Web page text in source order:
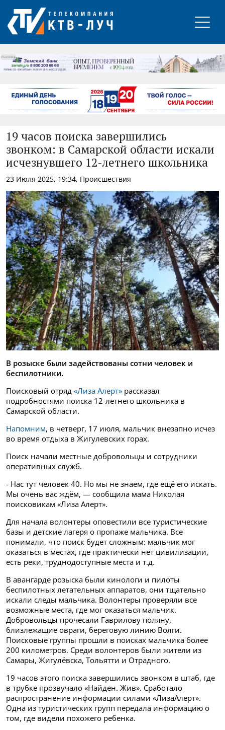
РЕКЛАМА
19 часов поиска завершились
звонком: в Самарской области искали
исчезнувшего 12-летнего школьника
23 Июля 2025, 19:34, Происшествия
В розыске были задействованы сотни человек и
беспилотники.
Поисковый отряд «Лиза Алерт» рассказал
подробностями поиска 12-летнего школьника в
Самарской области.
Напомним, в четверг, 17 июля, мальчик внезапно исчез
во время отдыха в Жигулевских горах.
Поиск начали местные добровольцы и сотрудники
оперативных служб.
- Нас тут человек 40. Но мы не знаем, где ещё его искать.
Мы очень вас ждём, — сообщила мама Николая
поисковикам «Лиза Алерт».
Для начала волонтеры оповестили все туристические
базы и детские лагеря о пропаже мальчика. Все
понимали, что поиск будет сложным: мальчик мог
оказаться в местах, где практически нет цивилизации,
есть реки, труднодоступные места и т.д.
В авангарде розыска были кинологи и пилоты
беспилотных летательных аппаратов, они тщательно
искали следы мальчика. Волонтеры проверяли все
возможные места, где мог оказаться мальчик.
Добровольцы прочесали Гаврилову поляну,
близлежащие овраги, береговую линию Волги.
Поисковые группы прошли в поисках мальчика более
200 километров. Среди волонтеров были жители из
Самары, Жигулёвска, Тольятти и Отрадного.
19 часов этого поиска завершились звонком в штаб, где
в трубке прозвучало «Найден. Жив». Сработало
распространение информации силами «ЛизаАлерт».
Одна из туристических групп передала информацию о
том, где видели похожего ребенка.